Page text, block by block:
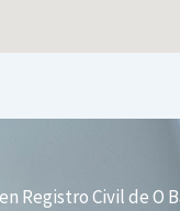
Registro Civil de O